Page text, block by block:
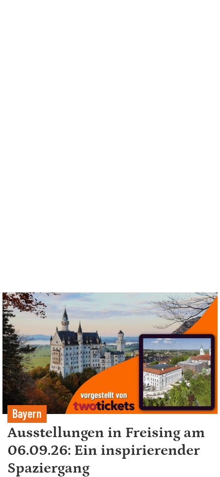
Bayern
Ausstellungen in Freising am
06.09.26: Ein inspirierender
Spaziergang